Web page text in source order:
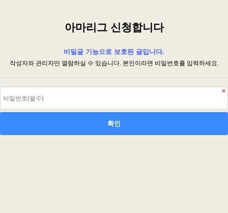
아마리그 신청합니다
비밀글 기능으로 보호된 글입니다.
작성자와 관리자만 열람하실 수 있습니다. 본인이라면 비밀번호를 입력하세요.